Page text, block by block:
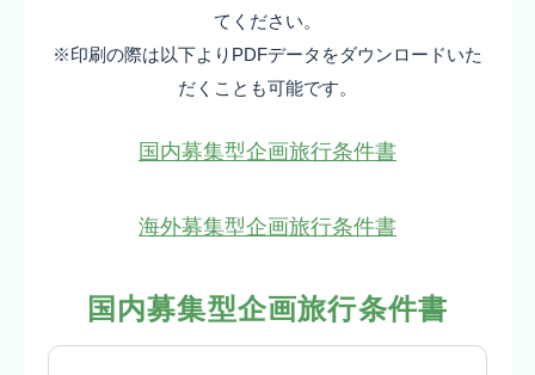
てください。
※印刷の際は以下よりPDFデータをダウンロードいた
だくことも可能です。
国内募集型企画旅行条件書
海外募集型企画旅行条件書
国内募集型企画旅行条件書